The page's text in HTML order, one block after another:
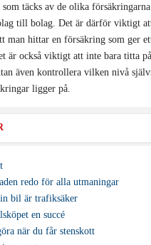
täcks av de olika
till bolag. Det är därför viktigt
man hittar en försäkring som ger
är också viktigt att inte bara titta
även kontrollera vilken nivå
ligger på.
redo för alla utmaningar
bil är trafiksäker
en succé
när du får stenskott